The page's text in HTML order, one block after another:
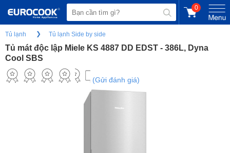
0
Tủ lạnh Tủ lạnh Side by side
Tủ mát độc lập Miele KS 4887 DD EDST - 386L, Dyna
Cool SBS
(Gửi đánh giá)